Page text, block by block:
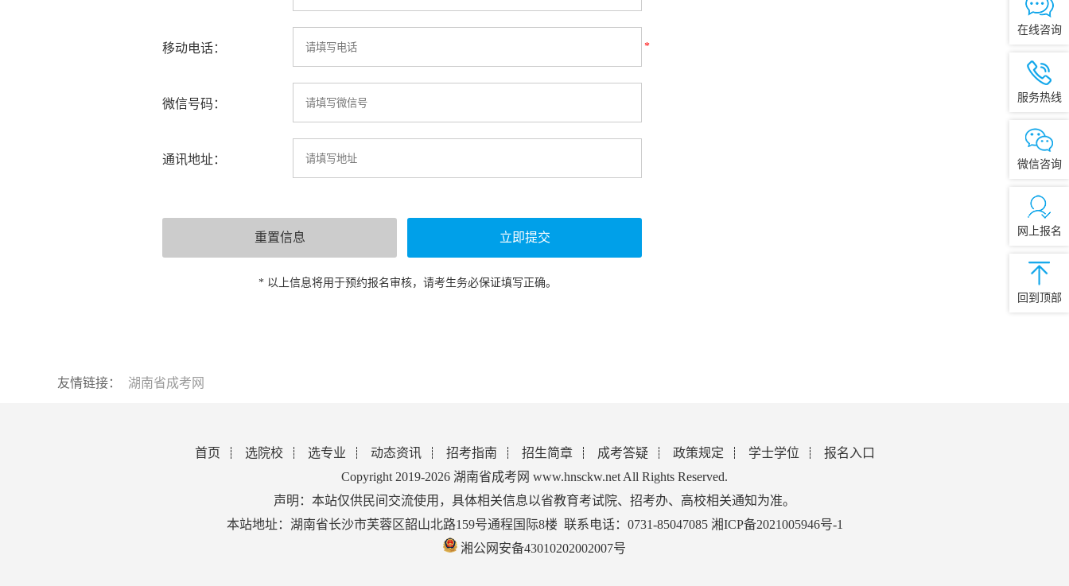
移动电话： *
微信号码：
通讯地址：
* 以上信息将用于预约报名审核，请考生务必保证填写正确。
友情链接： 湖南省成考网
首页 选院校 选专业 动态资讯 招考指南 招生简章 成考答疑 政策规定 学士学位
报名入口
Copyright 2019-2026 湖南省成考网 www.hnsckw.net All Rights Reserved.
声明：本站仅供民间交流使用，具体相关信息以省教育考试院、招考办、高校相关通知为准。
本站地址：湖南省长沙市芙蓉区韶山北路159号通程国际8楼 联系电话：0731-85047085 湘ICP备2021005946号-1
湘公网安备43010202002007号
在线咨询
服务热线
微信咨询
网上报名
回到顶部